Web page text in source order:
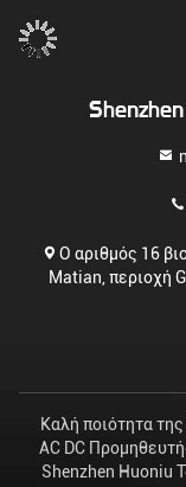
Ο αριθμός 16
Matian, περιοχή
Καλή ποιότητα
AC DC
Shenzhen Huoniu